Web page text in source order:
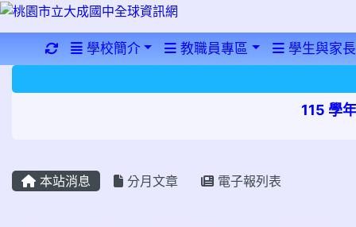
重新取得佈景設定
學校簡介 教職員專區 學生與家
115 學
本站消息 分月文章 電子報列表